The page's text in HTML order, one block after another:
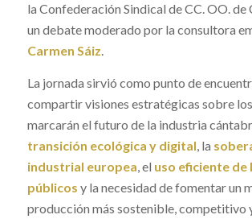
la Confederación Sindical de CC. OO. de
un debate moderado por la consultora
Carmen Sáiz.
La jornada sirvió como punto de
compartir visiones estratégicas sobre
marcarán el futuro de la industria
transición ecológica y digital , la
industrial europea , el uso eficiente de
públicos y la necesidad de fomentar un
producción más sostenible, competitivo